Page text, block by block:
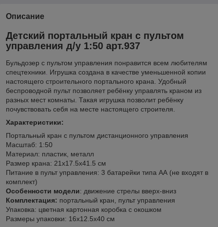
Описание
Детский портальный кран с пультом
управления д/у 1:50 арт.937
Бульдозер с пультом управления понравится всем любителям
спецтехники. Игрушка создана в качестве уменьшенной копии
настоящего строительного портального крана. Удобный
беспроводной пульт позволяет ребёнку управлять краном из
разных мест комнаты. Такая игрушка позволит ребёнку
почувствовать себя на месте настоящего строителя.
Характеристики:
Портальный кран с пультом дистанционного управления
Масштаб: 1:50
Материал: пластик, металл
Размер крана: 21х17.5х41.5 см
Питание в пульт управления: 3 батарейки типа АА (не входят в
комплект)
Особенности модели: движение стрелы вверх-вниз
Комплектация: портальный кран, пульт управления
Упаковка: цветная картонная коробка с окошком
Размеры упаковки: 16х12.5х40 см